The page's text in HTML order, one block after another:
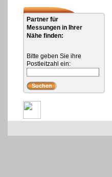
Partner für
Messungen in Ihrer
Nähe finden:
Bitte geben Sie ihre
Postleitzahl ein: